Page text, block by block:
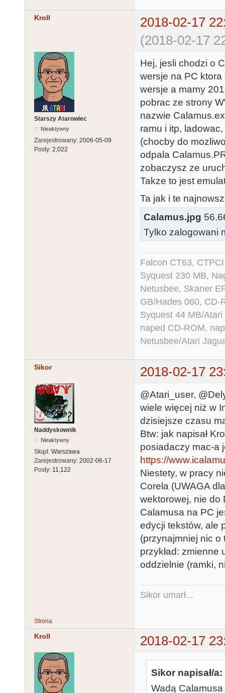
Kroll
2018-02-17
(2018-02-17
Starszy Atarowiec
Nieaktywny
Zarejestrowany: 2006-05-09
Posty: 2,022
Hej, jesli chodzi o
wersje na PC
wersje a mamy
pobrac ze strony
nazwie
ramu i itp,
(chocby do
odpala
zobaczysz ze
Takze to jest
Ta jak i te
Calamus.jpg
Tylko zalogowani
Falcon CT63,
Syquest 230 MB,
Netusbee, Skaner
GB/Hades 060, CD-
Syquest 44 MB/
naped CD-ROM,
Netusbee/Atari
Sikor 2018-02-17
Naddyskownik
Nieaktywny
Skąd: Warszawa
Zarejestrowany: 2002-06-17
Posty: 11,122
@Atari_user,
wiele więcej niż w
dzisiejsze czasu
Btw: jak napisał
posiadaczy mac-a
https://
Niestety, w pracy
Corela (UWAGA
wektorowej, nie do
Calamusa na PC
edycji tekstów, ale
(przynajmniej nic o
przykład:
oddzielnie (ramki,
Sikor umarł...
Strona
Kroll 2018-02-17
Sikor napisał/a:
Wadą